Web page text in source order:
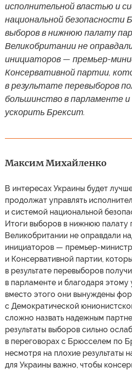
исполнительной властью и
национальной безопасности
выборов в нижнюю палату
Великобритании не
инициаторов — премьер-
Консервативной партии,
в результате перевыборов
большинство в парламенте
ускорить Брексит.
Максим Михайленко
В интересах Украины будет
продолжат управлять
и системой национальной
Итоги выборов в нижнюю палату
Великобритании не оправдали
инициаторов — премьер-
и Консервативной партии,
в результате перевыборов
в парламенте и благодаря этому
вместо этого они вынуждены
с Демократической
сложно назвать надежным
результаты выборов сильно
в переговорах с Брюсселем по
несмотря на плохие результаты
для Украины важно, чтобы